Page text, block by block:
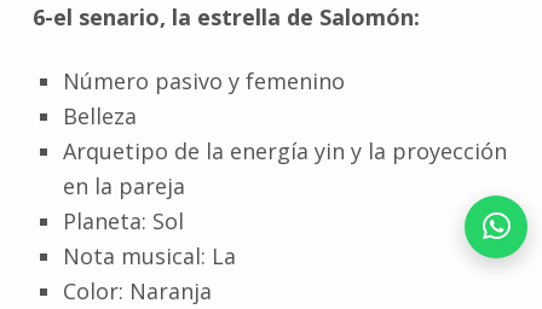
6-el senario, la estrella de Salomón:
Número pasivo y femenino
Belleza
Arquetipo de la energía yin y la proyección
en la pareja
Planeta: Sol
Nota musical: La
Color: Naranja